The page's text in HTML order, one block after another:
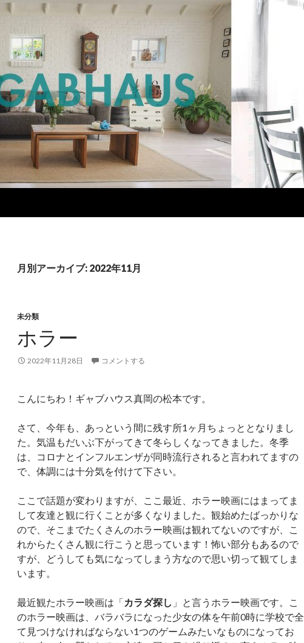
月別アーカイブ: 2022年11月
未分類
ホラー
2022年11月28日 コメントする
こんにちわ！ギャブハウス真岡の松本です。
さて、今年も、あっという間に残す所1ヶ月ちょっととなりまし
た。気温もだいぶ下がってきて冬らしくなってきました。冬季
は、コロナとインフルエンザが同時流行されると言われてますの
で、体調には十分気を付けて下さい。
ここで話題が変わりますが、ここ最近、ホラー映画にはまってま
して友達と観に行くことが多くなりました。観始めたばっかりな
ので、そこまでたくさんのホラー映画は観れてないのですが、こ
れからたくさん観に行こうと思っています！怖い部分もあるので
すが、どうしても気になってしまう方なので思い切って観てしま
います。
最近観たホラー映画は「カラダ探し 」と言うホラー映画です。こ
のホラー映画は、バラバラになった少女の体を午前0時に学校で全
て見つけなければならない1つのゲームみたいなものになってお